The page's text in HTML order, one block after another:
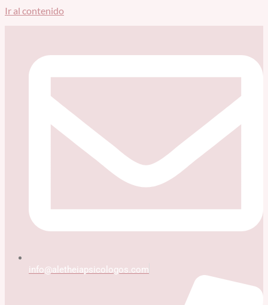
Ir al contenido
info@aletheiapsicologos.com